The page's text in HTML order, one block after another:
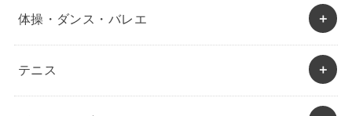
体操・ダンス・バレエ
テニス